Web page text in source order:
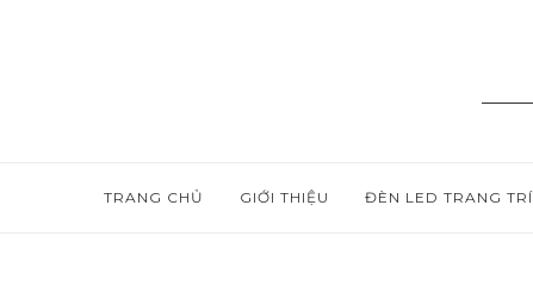
TRANG CHỦ GIỚI THIỆU ĐÈN LED TRANG TRÍ